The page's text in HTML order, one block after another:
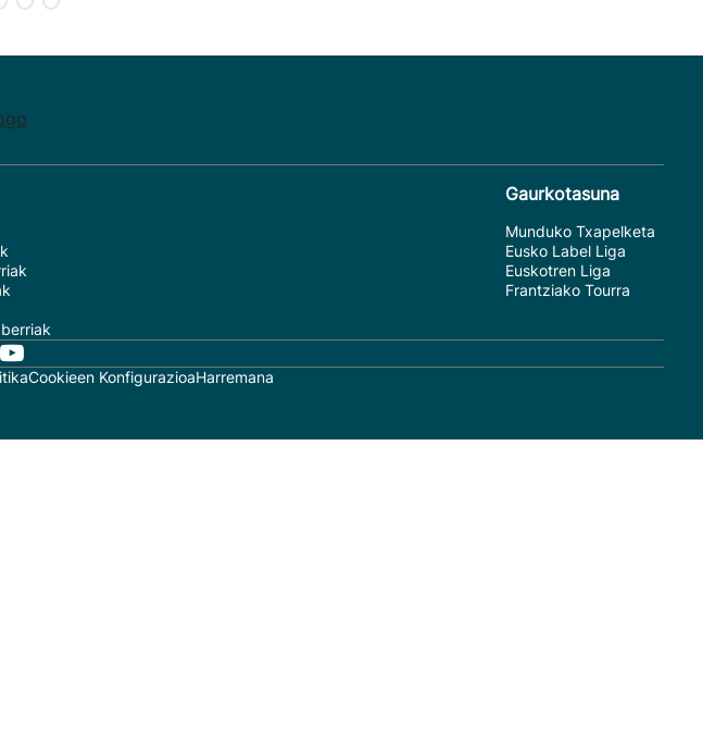
Gaurkotasuna
Munduko Txapelketa
Eusko Label Liga
Euskotren Liga
Frantziako Tourra
Cookieen KonfigurazioaHarremana